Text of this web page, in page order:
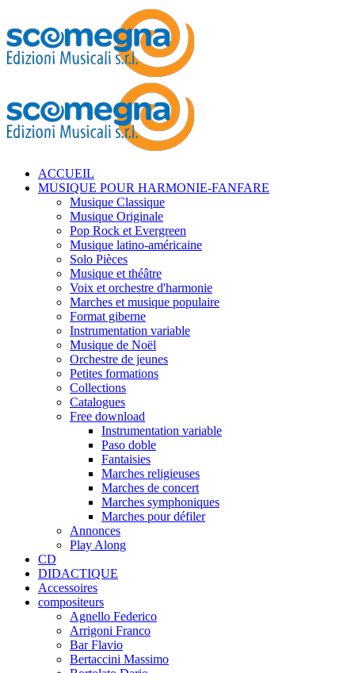
ACCUEIL
MUSIQUE POUR HARMONIE-FANFARE
Musique Classique
Musique Originale
Pop Rock et Evergreen
Musique latino-américaine
Solo Pièces
Musique et théâtre
Voix et orchestre d'harmonie
Marches et musique populaire
Format giberne
Instrumentation variable
Musique de Noël
Orchestre de jeunes
Petites formations
Collections
Catalogues
Free download
Instrumentation variable
Paso doble
Fantaisies
Marches religieuses
Marches de concert
Marches symphoniques
Marches pour défiler
Annonces
Play Along
CD
DIDACTIQUE
Accessoires
compositeurs
Agnello Federico
Arrigoni Franco
Bar Flavio
Bertaccini Massimo